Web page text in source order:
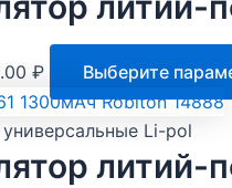
₽ Выберите
Li-pol
литий-